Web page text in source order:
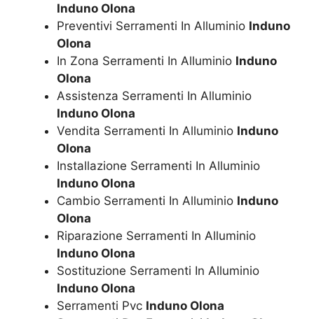
Induno Olona
Preventivi Serramenti In Alluminio Induno
Olona
In Zona Serramenti In Alluminio Induno
Olona
Assistenza Serramenti In Alluminio
Induno Olona
Vendita Serramenti In Alluminio Induno
Olona
Installazione Serramenti In Alluminio
Induno Olona
Cambio Serramenti In Alluminio Induno
Olona
Riparazione Serramenti In Alluminio
Induno Olona
Sostituzione Serramenti In Alluminio
Induno Olona
Serramenti Pvc Induno Olona